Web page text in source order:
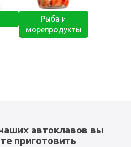
Рыба и
морепродукты
автоклавов вы
приготовить